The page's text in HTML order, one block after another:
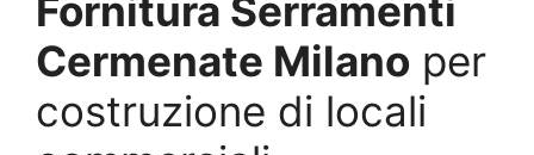
Fornitura Serramenti
Cermenate Milano per
costruzione di locali